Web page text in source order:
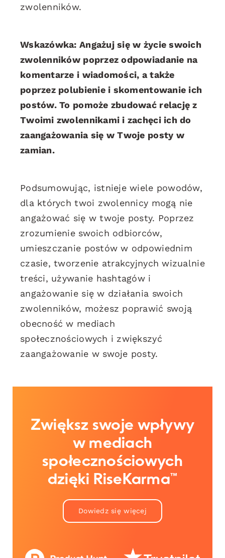
zwolenników.
Wskazówka: Angażuj się w życie swoich
zwolenników poprzez odpowiadanie na
komentarze i wiadomości, a także
poprzez polubienie i skomentowanie ich
postów. To pomoże zbudować relację z
Twoimi zwolennikami i zachęci ich do
zaangażowania się w Twoje posty w
zamian.
Podsumowując, istnieje wiele powodów,
dla których twoi zwolennicy mogą nie
angażować się w twoje posty. Poprzez
zrozumienie swoich odbiorców,
umieszczanie postów w odpowiednim
czasie, tworzenie atrakcyjnych wizualnie
treści, używanie hashtagów i
angażowanie się w działania swoich
zwolenników, możesz poprawić swoją
obecność w mediach
społecznościowych i zwiększyć
zaangażowanie w swoje posty.
Zwiększ swoje wpływy
w mediach
społecznościowych
dzięki RiseKarma™
Dowiedz się więcej